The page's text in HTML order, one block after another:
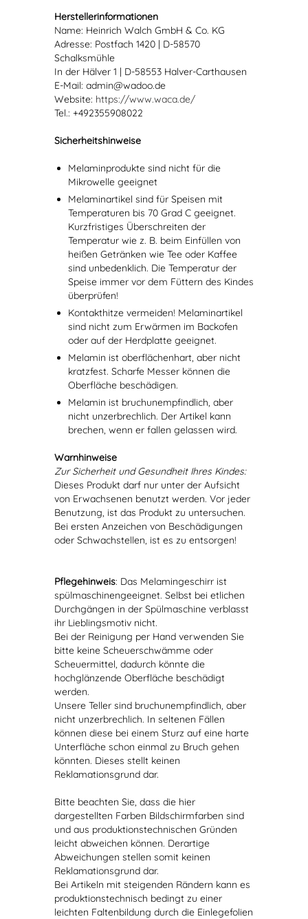
Herstellerinformationen
Name: Heinrich Walch GmbH & Co. KG
Adresse: Postfach 1420 | D-58570
Schalksmühle
In der Hälver 1 | D-58553 Halver-Carthausen
E-Mail: admin@wadoo.de
Website: https://www.waca.de/
Tel.: +492355908022
Sicherheitshinweise
Melaminprodukte sind nicht für die
Mikrowelle geeignet
Melaminartikel sind für Speisen mit
Temperaturen bis 70 Grad C geeignet.
Kurzfristiges Überschreiten der
Temperatur wie z. B. beim Einfüllen von
heißen Getränken wie Tee oder Kaffee
sind unbedenklich. Die Temperatur der
Speise immer vor dem Füttern des Kindes
überprüfen!
Kontakthitze vermeiden! Melaminartikel
sind nicht zum Erwärmen im Backofen
oder auf der Herdplatte geeignet.
Melamin ist oberflächenhart, aber nicht
kratzfest. Scharfe Messer können die
Oberfläche beschädigen.
Melamin ist bruchunempfindlich, aber
nicht unzerbrechlich. Der Artikel kann
brechen, wenn er fallen gelassen wird.
Warnhinweise
Zur Sicherheit und Gesundheit Ihres Kindes:
Dieses Produkt darf nur unter der Aufsicht
von Erwachsenen benutzt werden. Vor jeder
Benutzung, ist das Produkt zu untersuchen.
Bei ersten Anzeichen von Beschädigungen
oder Schwachstellen, ist es zu entsorgen!
Pflegehinweis: Das Melamingeschirr ist
spülmaschinengeeignet. Selbst bei etlichen
Durchgängen in der Spülmaschine verblasst
ihr Lieblingsmotiv nicht.
Bei der Reinigung per Hand verwenden Sie
bitte keine Scheuerschwämme oder
Scheuermittel, dadurch könnte die
hochglänzende Oberfläche beschädigt
werden.
Unsere Teller sind bruchunempfindlich, aber
nicht unzerbrechlich. In seltenen Fällen
können diese bei einem Sturz auf eine harte
Unterfläche schon einmal zu Bruch gehen
könnten. Dieses stellt keinen
Reklamationsgrund dar.
Bitte beachten Sie, dass die hier
dargestellten Farben Bildschirmfarben sind
und aus produktionstechnischen Gründen
leicht abweichen können. Derartige
Abweichungen stellen somit keinen
Reklamationsgrund dar.
Bei Artikeln mit steigenden Rändern kann es
produktionstechnisch bedingt zu einer
leichten Faltenbildung durch die Einlegefolien